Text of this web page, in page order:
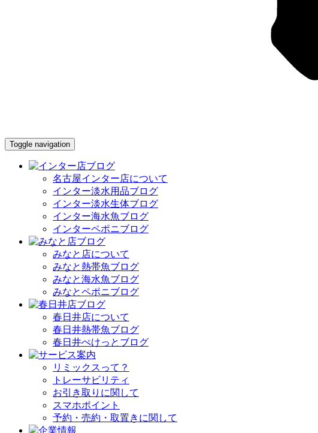
Toggle navigation
名古屋インター店について
インター淡水用品ブログ
インター淡水生体ブログ
インター海水魚ブログ
インターペポニブログ
みなと店について
みなと熱帯魚ブログ
みなと海水魚ブログ
みなとペポニブログ
春日井店について
春日井熱帯魚ブログ
春日井ぺけっとブログ
リミックスって？
トレーサビリティ
お引き取りに関して
スマホポイント
予約・売約・取置きに関して